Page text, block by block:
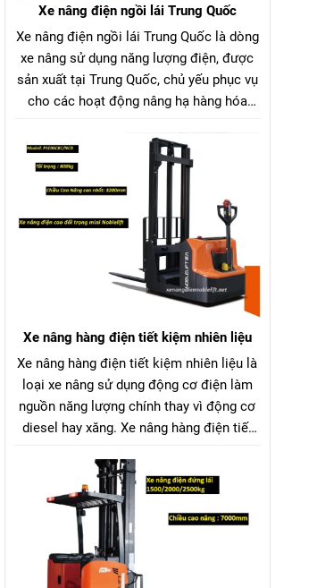
Xe nâng điện ngồi lái Trung Quốc
Xe nâng điện ngồi lái Trung Quốc là dòng
xe nâng sử dụng năng lượng điện, được
sản xuất tại Trung Quốc, chủ yếu phục vụ
cho các hoạt động nâng hạ hàng hóa
bãi,... Xe nâng điện ngồi lái Trung Quốc
vận hành bằng bình ắc quy chì hoặc pin
Lithium, giúp tiết kiệm nhiên liệu và thân
thiện với môi trường so với xe nâng dầu
hoặc xăng.
Xe nâng hàng điện tiết kiệm nhiên liệu
Xe nâng hàng điện tiết kiệm nhiên liệu là
loại xe nâng sử dụng động cơ điện làm
nguồn năng lượng chính thay vì động cơ
diesel hay xăng. Xe nâng hàng điện tiết
cung cấp từ ắc quy chì-axit hoặc pin
Lithium-ion, tùy thuộc vào model xe và
công nghệ sản xuất.